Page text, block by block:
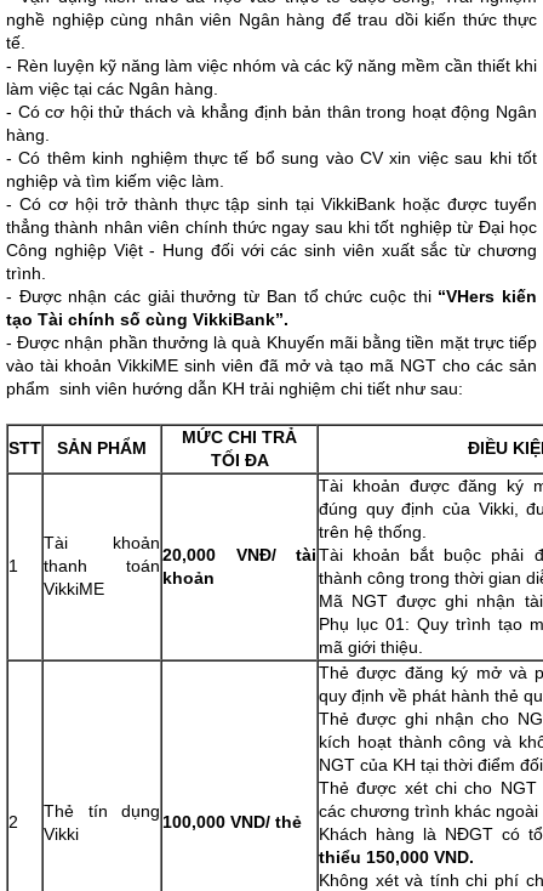
nghề nghiệp cùng nhân viên Ngân hàng để trau dồi kiến thức thực
tế.
- Rèn luyện kỹ năng làm việc nhóm và các kỹ năng mềm cần thiết khi
làm việc tại các Ngân hàng.
- Có cơ hội thử thách và khẳng định bản thân trong hoạt động Ngân
hàng.
- Có thêm kinh nghiệm thực tế bổ sung vào CV xin việc sau khi tốt
nghiệp và tìm kiếm việc làm.
- Có cơ hội trở thành thực tập sinh tại VikkiBank hoặc được tuyển
thẳng thành nhân viên chính thức ngay sau khi tốt nghiệp từ Đại học
Công nghiệp Việt - Hung đối với các sinh viên xuất sắc từ chương
trình.
- Được nhận các giải thưởng từ Ban tổ chức cuộc thi “VHers kiến
tạo Tài chính số cùng VikkiBank”.
- Được nhận phần thưởng là quà Khuyến mãi bằng tiền mặt trực tiếp
vào tài khoản VikkiME sinh viên đã mở và tạo mã NGT cho các sản
phẩm sinh viên hướng dẫn KH trải nghiệm chi tiết như sau:
STT SẢN PHẨM
MỨC CHI TRẢ
TỐI ĐA
ĐIỀU
1
Tài khoản
thanh toán
VikkiME
20,000 VNĐ/ tài
khoản
Tài khoản được đăng ký
đúng quy định của Vikki,
trên hệ thống.
Tài khoản bắt buộc phải
thành công trong thời gian
Mã NGT được ghi nhận
Phụ lục 01: Quy trình tạo
mã giới thiệu.
2
Thẻ tín dụng
Vikki
100,000 VND/ thẻ
Thẻ được đăng ký mở và
quy định về phát hành thẻ
Thẻ được ghi nhận cho
kích hoạt thành công và
NGT của KH tại thời điểm
Thẻ được xét chi cho
các chương trình khác ngoài
Khách hàng là NĐGT có
thiểu 150,000 VND.
Không xét và tính chi phí